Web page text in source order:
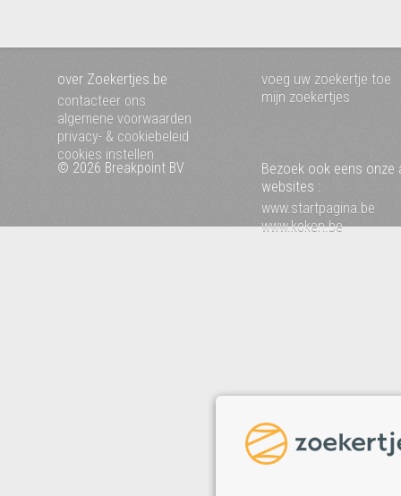
over Zoekertjes.be
contacteer ons
algemene voorwaarden
privacy- & cookiebeleid
cookies instellen
voeg uw zoekertje toe
mijn zoekertjes
© 2026 Breakpoint BV
Bezoek ook eens onze
websites :
www.startpagina.be
www.koken.be